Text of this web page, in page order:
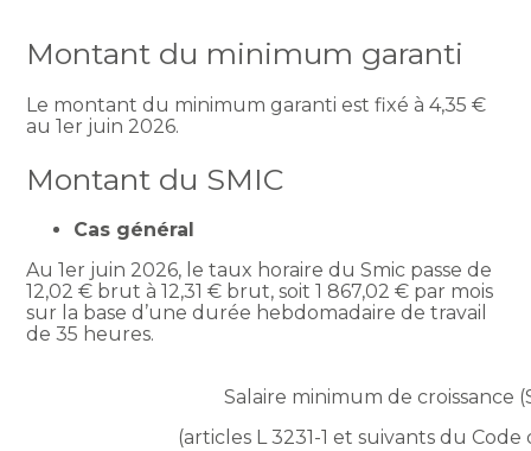
Montant du minimum garanti
Le montant du minimum garanti est fixé à 4,35 €
au 1er juin 2026.
Montant du SMIC
Cas général
Au 1er juin 2026, le taux horaire du Smic passe de
12,02 € brut à 12,31 € brut, soit 1 867,02 € par mois
sur la base d’une durée hebdomadaire de travail
de 35 heures.
Salaire minimum de croissance
(articles L 3231-1 et suivants du